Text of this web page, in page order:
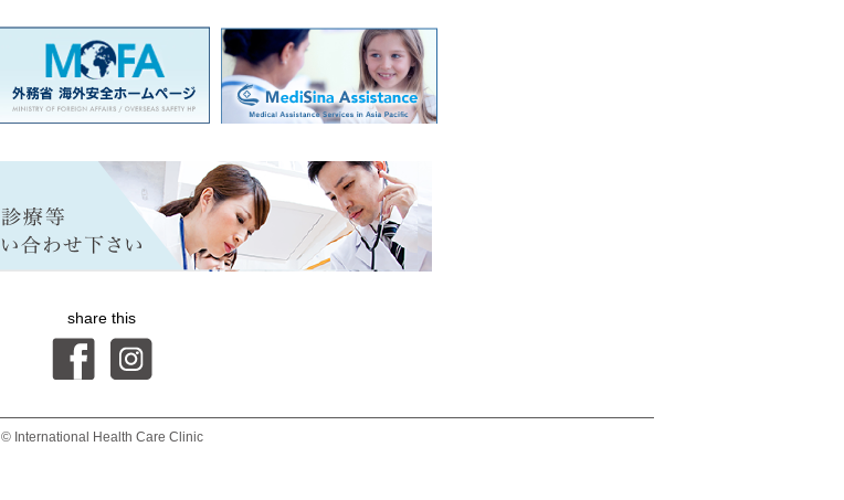
share this
© International Health Care Clinic